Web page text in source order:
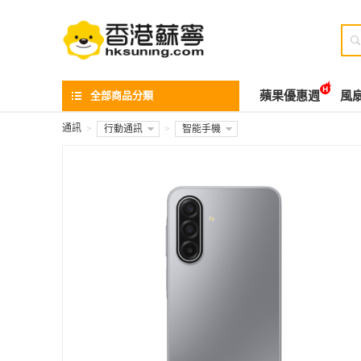

全部商品分類 蘋果優惠週 風
通訊 > 行動通訊 > 智能手機